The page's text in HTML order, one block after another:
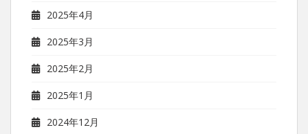
2025年4月
2025年3月
2025年2月
2025年1月
2024年12月